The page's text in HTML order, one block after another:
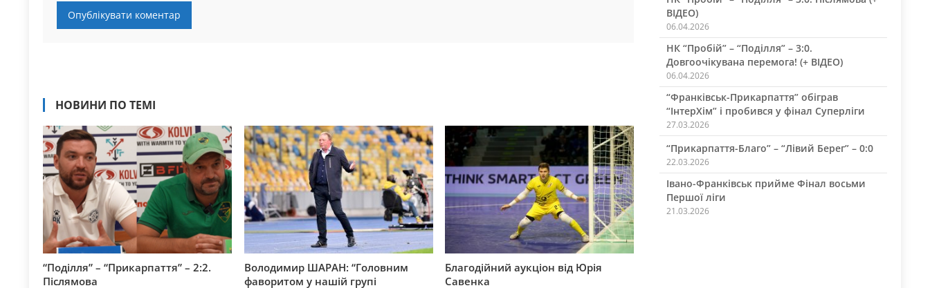
НОВИНИ ПО ТЕМІ
“Поділля” – “Прикарпаття” – 2:2.
Післямова
Володимир ШАРАН: “Головним
фаворитом у нашій групі
Благодійний аукціон від Юрія
Савенка
ВІДЕО)
06.04.2026
НК “Пробій” – “Поділля” – 3:0.
Довгоочікувана перемога! (+ ВІДЕО)
06.04.2026
“Франківськ-Прикарпаття” обіграв
“ІнтерХім” і пробився у фінал Суперліги
27.03.2026
“Прикарпаття-Благо” – “Лівий Берег” – 0:0
22.03.2026
Івано-Франківськ прийме Фінал восьми
Першої ліги
21.03.2026